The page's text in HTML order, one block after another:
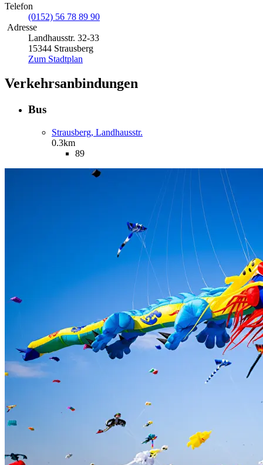
Telefon
(0152) 56 78 89 90
Adresse
Landhausstr. 32-33
15344 Strausberg
Zum Stadtplan
Verkehrsanbindungen
Bus
Strausberg, Landhausstr.
0.3km
89